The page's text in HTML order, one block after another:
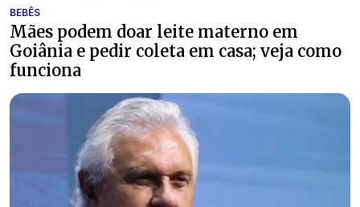
BEBÊS
Mães podem doar leite materno em
Goiânia e pedir coleta em casa; veja como
funciona